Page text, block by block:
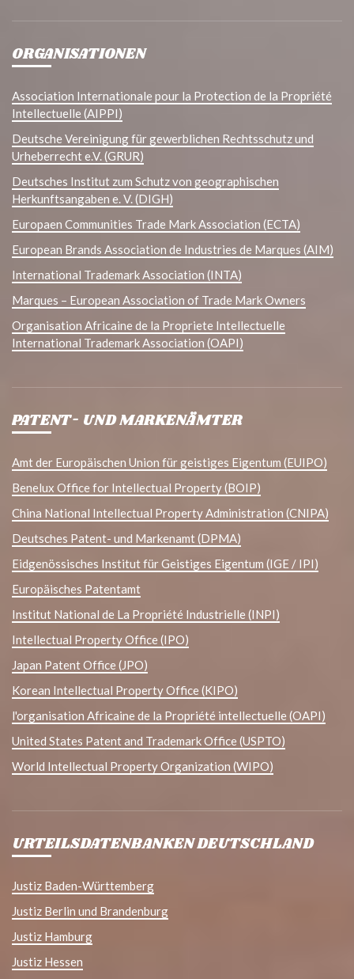
ORGANISATIONEN
Association Internationale pour la Protection de la Propriété
Intellectuelle (AIPPI)
Deutsche Vereinigung für gewerblichen Rechtsschutz und
Urheberrecht e.V. (GRUR)
Deutsches Institut zum Schutz von geographischen
Herkunftsangaben e. V. (DIGH)
Europaen Communities Trade Mark Association (ECTA)
European Brands Association de Industries de Marques (AIM)
International Trademark Association (INTA)
Marques – European Association of Trade Mark Owners
Organisation Africaine de la Propriete Intellectuelle
International Trademark Association (OAPI)
PATENT- UND MARKENÄMTER
Amt der Europäischen Union für geistiges Eigentum (EUIPO)
Benelux Office for Intellectual Property (BOIP)
China National Intellectual Property Administration (CNIPA)
Deutsches Patent- und Markenamt (DPMA)
Eidgenössisches Institut für Geistiges Eigentum (IGE / IPI)
Europäisches Patentamt
Institut National de La Propriété Industrielle (INPI)
Intellectual Property Office (IPO)
Japan Patent Office (JPO)
Korean Intellectual Property Office (KIPO)
l'organisation Africaine de la Propriété intellectuelle (OAPI)
United States Patent and Trademark Office (USPTO)
World Intellectual Property Organization (WIPO)
URTEILSDATENBANKEN DEUTSCHLAND
Justiz Baden-Württemberg
Justiz Berlin und Brandenburg
Justiz Hamburg
Justiz Hessen